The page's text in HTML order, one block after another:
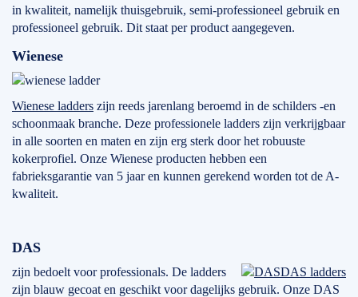
in kwaliteit, namelijk thuisgebruik, semi-professioneel gebruik en
professioneel gebruik. Dit staat per product aangegeven.
Wienese
Wienese ladders zijn reeds jarenlang beroemd in de schilders -en
schoonmaak branche. Deze professionele ladders zijn verkrijgbaar
in alle soorten en maten en zijn erg sterk door het robuuste
kokerprofiel. Onze Wienese producten hebben een
fabrieksgarantie van 5 jaar en kunnen gerekend worden tot de A-
kwaliteit.
DAS
DAS ladders
zijn bedoelt voor professionals. De ladders
zijn blauw gecoat en geschikt voor dagelijks gebruik. Onze DAS